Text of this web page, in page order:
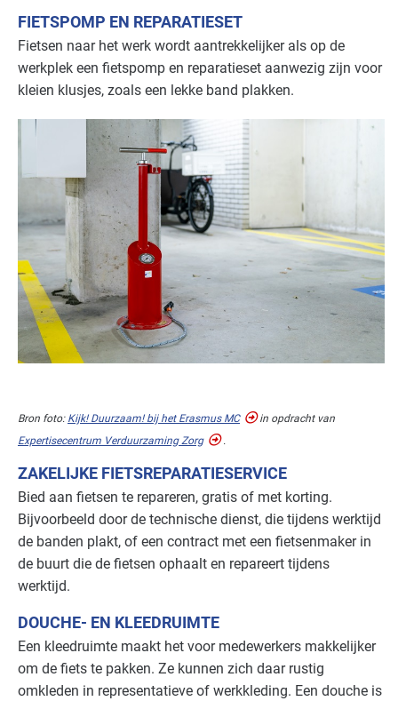
Natwasserijen Basis
Onderwijs Basis
Overige branches Basis
Recreatie - congreslocaties Basis
Recreatie - hotels Basis
Recreatie - overig Basis
Recreatie - restaurants en cafés Basis
Sport - overig Basis
Voedingsindustrie - brood en banket Basis
Voedingsindustrie - overig Basis
Voedingsindustrie - vlees Basis
Voedingsindustrie - zoetwaren Basis
Zorg - dierenartsen
Zorg - eerstelijns Basis
Zorg - kinderdagverblijven Basis
FIETSPOMP EN REPARATIESET
Fietsen naar het werk wordt aantrekkelijker als op de
werkplek een fietspomp en reparatieset aanwezig zijn voor
kleien klusjes, zoals een lekke band plakken.
Bron foto: Kijk! Duurzaam! bij het Erasmus MC
in opdracht van
Expertisecentrum Verduurzaming Zorg
.
ZAKELIJKE FIETSREPARATIESERVICE
Bied aan fietsen te repareren, gratis of met korting.
Bijvoorbeeld door de technische dienst, die tijdens werktijd
de banden plakt, of een contract met een fietsenmaker in
de buurt die de fietsen ophaalt en repareert tijdens
werktijd.
DOUCHE- EN KLEEDRUIMTE
Een kleedruimte maakt het voor medewerkers makkelijker
om de fiets te pakken. Ze kunnen zich daar rustig
omkleden in representatieve of werkkleding. Een douche is